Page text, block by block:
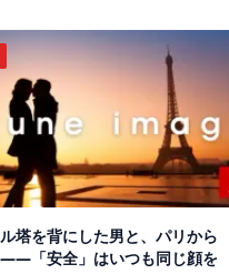
塔を背にした男と、パリから
「安全」はいつも同じ顔を